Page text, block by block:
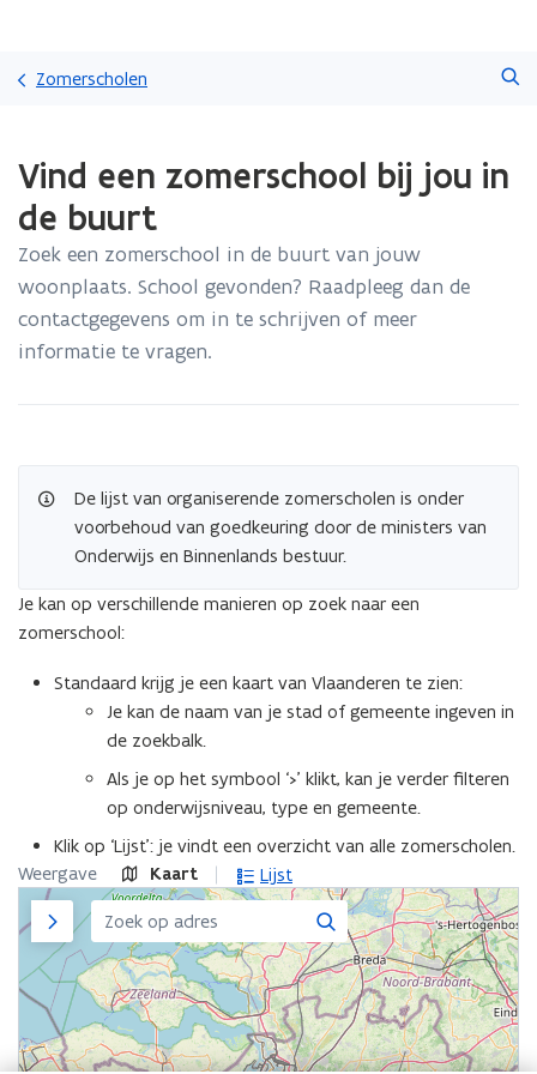
gaan
Zomerscholen
met
laden.
bevindt
zich
op:
Vind
een
buurt
Vind een zomerschool bij jou in
de buurt
Zoek een zomerschool in de buurt van jouw
woonplaats. School gevonden? Raadpleeg dan de
contactgegevens om in te schrijven of meer
informatie te vragen.
De lijst van organiserende zomerscholen is onder
voorbehoud van goedkeuring door de ministers van
Onderwijs en Binnenlands bestuur.
Je kan op verschillende manieren op zoek naar een
zomerschool:
Standaard krijg je een kaart van Vlaanderen te zien:
Je kan de naam van je stad of gemeente ingeven in
de zoekbalk.
Als je op het symbool ‘>’ klikt, kan je verder filteren
op onderwijsniveau, type en gemeente.
Klik op ‘Lijst’: je vindt een overzicht van alle zomerscholen.
Weergave
Kaart Lijst
Zijpaneel Zoeken